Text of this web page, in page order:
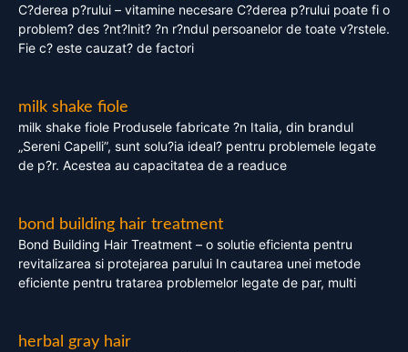
C?derea p?rului – vitamine necesare C?derea p?rului poate fi o
problem? des ?nt?lnit? ?n r?ndul persoanelor de toate v?rstele.
Fie c? este cauzat? de factori
milk shake fiole
milk shake fiole Produsele fabricate ?n Italia, din brandul
„Sereni Capelli”, sunt solu?ia ideal? pentru problemele legate
de p?r. Acestea au capacitatea de a readuce
bond building hair treatment
Bond Building Hair Treatment – o solutie eficienta pentru
revitalizarea si protejarea parului In cautarea unei metode
eficiente pentru tratarea problemelor legate de par, multi
herbal gray hair